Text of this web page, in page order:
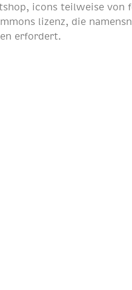
, icons teilweise von
lizenz , die
erfordert.